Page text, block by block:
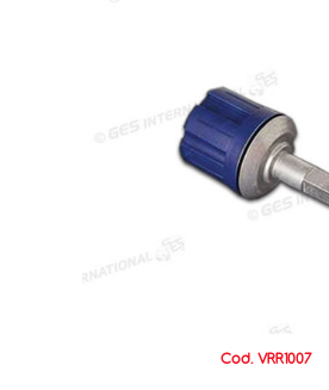
Cod. VRR1007